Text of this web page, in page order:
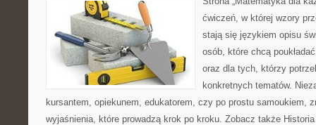
ćwiczeń, w której wzory
stają się językiem opisu
osób, które chcą
oraz dla tych, którzy
konkretnych tematów.
kursantem, opiekunem, edukatorem, czy po prostu samoukiem,
wyjaśnienia, które prowadzą krok po kroku. Zobacz także